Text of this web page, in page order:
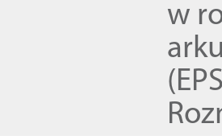
w